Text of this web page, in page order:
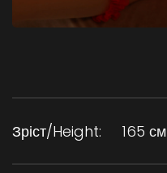
Зріст/Height: 165 см